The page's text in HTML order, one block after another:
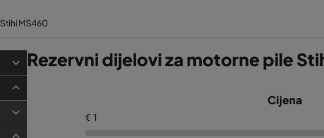
Stihl MS460
Rezervni dijelovi za motorne pile
Cijena
€ 1
o